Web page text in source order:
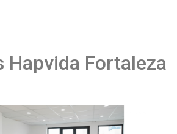
Hapvida Fortaleza